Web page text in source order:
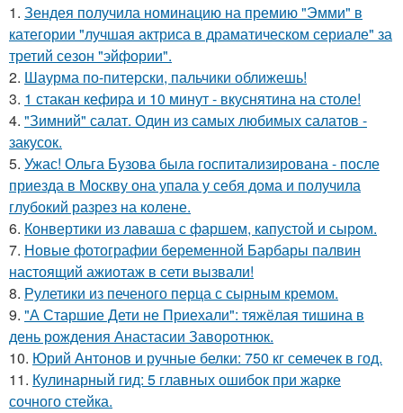
1. Зендея получила номинацию на премию "Эмми" в
категории "лучшая актриса в драматическом сериале" за
третий сезон "эйфории".
2. Шаурма по-питерски, пальчики оближешь!
3. 1 стакан кефира и 10 минут - вкуснятина на столе!
4. "Зимний" салат. Один из самых любимых салатов -
закусок.
5. Ужас! Ольга Бузова была госпитализирована - после
приезда в Москву она упала у себя дома и получила
глубокий разрез на колене.
6. Конвертики из лаваша с фаршем, капустой и сыром.
7. Новые фотографии беременной Барбары палвин
настоящий ажиотаж в сети вызвали!
8. Рулетики из печеного перца с сырным кремом.
9. "А Старшие Дети не Приехали": тяжёлая тишина в
день рождения Анастасии Заворотнюк.
10. Юрий Антонов и ручные белки: 750 кг семечек в год.
11. Кулинарный гид: 5 главных ошибок при жарке
сочного стейка.